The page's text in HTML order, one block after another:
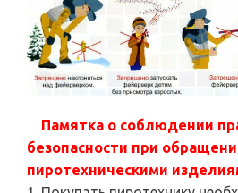
Памятка о соблюдении
безопасности при
пиротехническими